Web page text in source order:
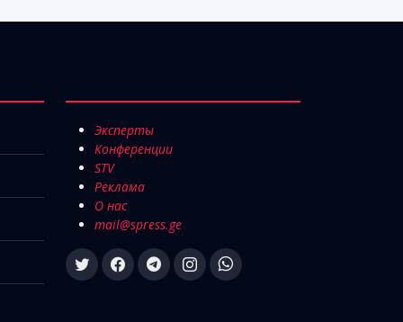
Эксперты
Конференции
STV
Реклама
О нас
mail@spress.ge